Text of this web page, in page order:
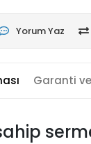
Yorum Yaz
Garanti